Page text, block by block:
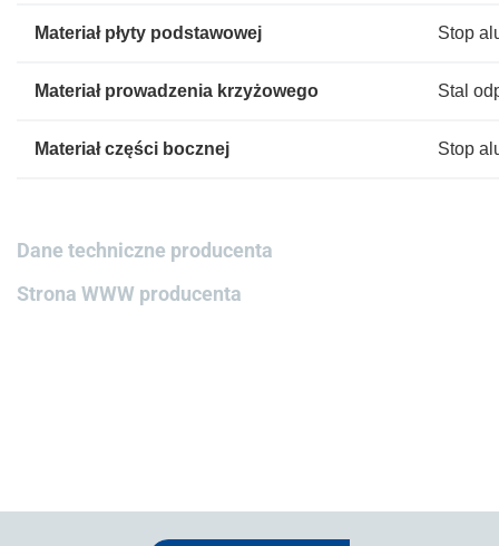
Materiał płyty podstawowej Stop
Materiał prowadzenia krzyżowego Stal
Materiał części bocznej Stop
Dane techniczne producenta
Strona WWW producenta